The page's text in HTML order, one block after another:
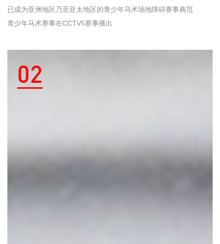
已成为亚洲地区乃至亚太地区的青少年马术场地障碍赛事典范
青少年马术赛事在CCTV5赛事播出
02